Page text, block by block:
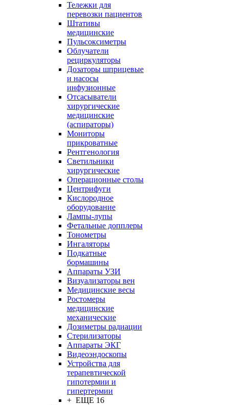
Тележки для
перевозки пациентов
Штативы
медицинские
Пульсоксиметры
Облучатели
рециркуляторы
Дозаторы шприцевые
и насосы
инфузионные
Отсасыватели
хирургические
медицинские
(аспираторы)
Мониторы
прикроватные
Рентгенология
Светильники
хирургические
Операционные столы
Центрифуги
Кислородное
оборудование
Лампы-лупы
Фетальные допплеры
Тонометры
Ингаляторы
Подкатные
бормашины
Аппараты УЗИ
Визуализаторы вен
Медицинские весы
Ростомеры
медицинские
механические
Дозиметры радиации
Стерилизаторы
Аппараты ЭКГ
Видеоэндоскопы
Устройства для
терапевтической
гипотермии и
гипертермии
+ ЕЩЕ 16